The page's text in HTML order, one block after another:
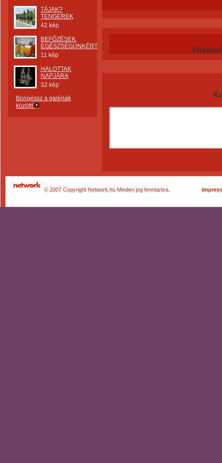
TÁJAK?
TENGEREK
42 kép
BEFŐZÉSEK,
EGÉSZSÉGÜNKÉRT
11 kép
HALOTTAK
NAPJÁRA
32 kép
Böngéssz a galériák
között!
© 2007 Copyright Network.hu Minden jog fenntartva.